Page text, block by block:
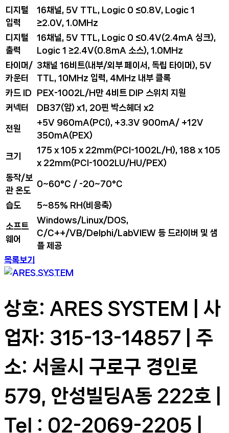
디지털
입력
16채널, 5V TTL, Logic 0 ≤0.8V, Logic 1
≥2.0V, 1.0MHz
디지털
출력
16채널, 5V TTL, Logic 0 ≤0.4V(2.4mA 싱크),
Logic 1 ≥2.4V(0.8mA 소스), 1.0MHz
타이머/
카운터
3채널 16비트(내부/외부 페이서, 독립 타이머), 5V
TTL, 10MHz 입력, 4MHz 내부 클록
카드 ID
PEX-1002L/H만 4비트 DIP 스위치 지원
커넥터
DB37(암) x1, 20핀 박스헤더 x2
전원
+5V 960mA(PCI), +3.3V 900mA/ +12V
350mA(PEX)
크기
175 x 105 x 22mm(PCI-1002L/H), 188 x 105
x 22mm(PCI-1002LU/HU/PEX)
동작/보
관 온도
0~60°C / -20~70°C
습도 5~85% RH(비응축)
소프트
웨어
Windows/Linux/DOS,
C/C++/VB/Delphi/LabVIEW 등 드라이버 및 샘
플 제공
목록보기
상호: ARES SYSTEM | 사
업자: 315-13-14857 | 주
소: 서울시 구로구 경인로
579, 안성빌딩A동 222호 |
Tel : 02-2069-2205 |